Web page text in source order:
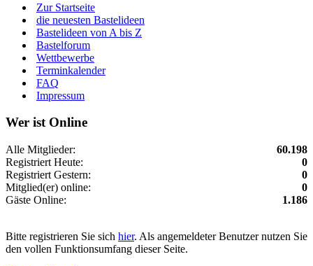
Zur Startseite
die neuesten Bastelideen
Bastelideen von A bis Z
Bastelforum
Wettbewerbe
Terminkalender
FAQ
Impressum
Wer ist Online
Alle Mitglieder:
60.198
Registriert Heute:
0
Registriert Gestern:
0
Mitglied(er) online:
0
Gäste Online:
1.186
Bitte registrieren Sie sich hier. Als angemeldeter Benutzer nutzen Sie
den vollen Funktionsumfang dieser Seite.